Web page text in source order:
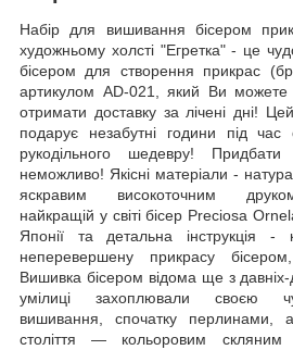
Набір для вишивання бісером
художньому холсті "Егретка" - це
бісером для створення прикрас
артикулом AD-021, який Ви
отримати доставку за лічені дні!
подарує незабутні години під час
рукодільного шедевру!
неможливо! Якісні матеріали -
яскравим високоточним
найкращій у світі бісер Preciosa
Японії та детальна інструкція -
неперевершену прикрасу
Вишивка бісером відома ще з давніх-
умілиці захоплювали своєю
вишивання, спочатку перлинами,
століття — кольоровим скляним